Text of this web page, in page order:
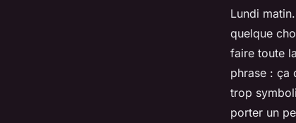
Lundi
quelque
faire toute
phrase : ça
trop
porter un